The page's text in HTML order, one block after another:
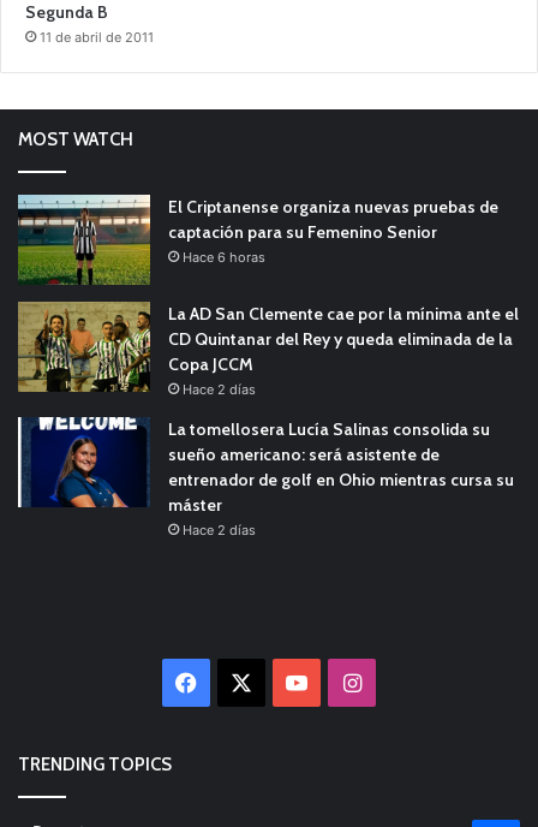
Segunda B
11 de abril de 2011
MOST WATCH
El Criptanense organiza nuevas pruebas de
captación para su Femenino Senior
Hace 6 horas
La AD San Clemente cae por la mínima ante el
CD Quintanar del Rey y queda eliminada de la
Copa JCCM
Hace 2 días
La tomellosera Lucía Salinas consolida su
sueño americano: será asistente de
entrenador de golf en Ohio mientras cursa su
máster
Hace 2 días
Facebook YouTubeInstagram
TRENDING TOPICS